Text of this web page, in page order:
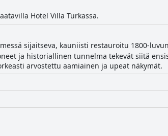
Hotel Villa Turkassa.
sijaitseva, kauniisti restauroitu 1800-
ja historiallinen tunnelma tekevät siitä
arvostettu aamiainen ja upeat näkymät.